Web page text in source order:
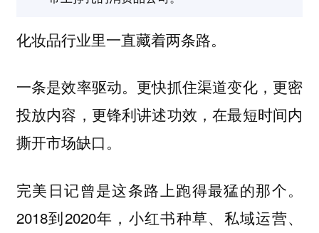
化妆品行业里一直藏着两条路。
一条是效率驱动。更快抓住渠道变化，更密
投放内容，更锋利讲述功效，在最短时间内
撕开市场缺口。
完美日记曾是这条路上跑得最猛的那个。
2018到2020年，小红书种草、私域运营、